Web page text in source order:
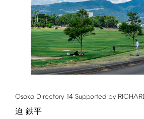
Osaka Directory 14 Supported by
迫 鉄平